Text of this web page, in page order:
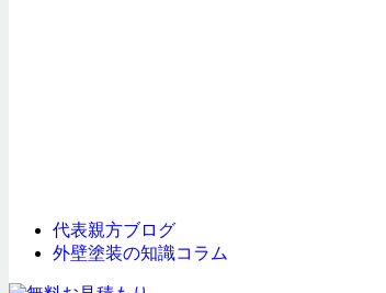
代表親方ブログ
外壁塗装の知識コラム